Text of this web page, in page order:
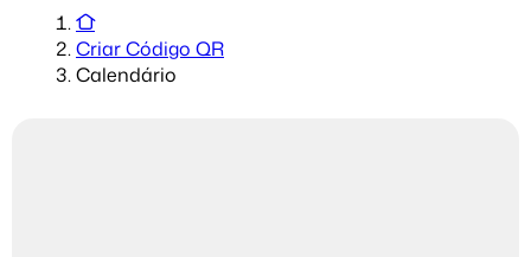
Criar Código QR
Calendário